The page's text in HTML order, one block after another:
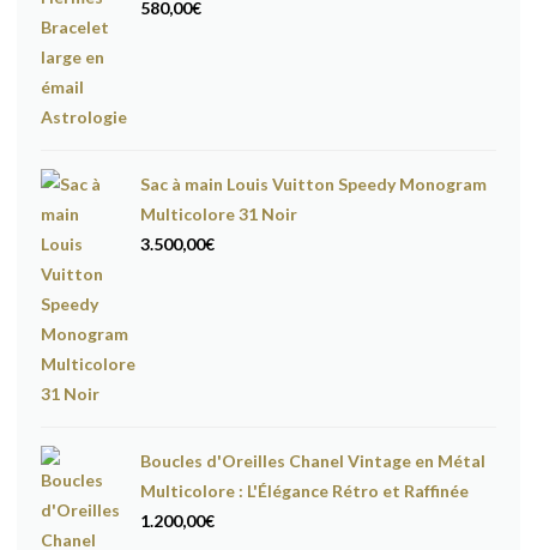
580,00€
Sac à main Louis Vuitton Speedy Monogram
Multicolore 31 Noir
3.500,00€
Boucles d'Oreilles Chanel Vintage en Métal
Multicolore : L'Élégance Rétro et Raffinée
1.200,00€